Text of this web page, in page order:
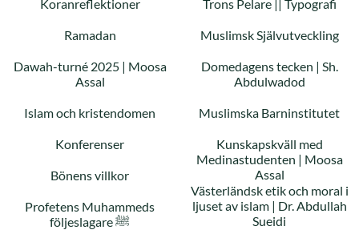
Koranreflektioner Trons Pelare || Typografi
Ramadan Muslimsk Självutveckling
Dawah-turné 2025 | Moosa
Assal
Domedagens tecken | Sh.
Abdulwadod
Islam och kristendomen Muslimska Barninstitutet
Konferenser
Kunskapskväll med
Medinastudenten | Moosa
Assal
Bönens villkor
Västerländsk etik och moral i
ljuset av islam | Dr. Abdullah
Sueidi
Profetens Muhammeds
följeslagare ﷺ